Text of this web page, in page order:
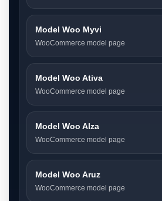
Model Woo Myvi
WooCommerce model page
Model Woo Ativa
WooCommerce model page
Model Woo Alza
WooCommerce model page
Model Woo Aruz
WooCommerce model page